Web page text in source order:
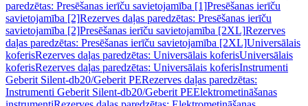
paredzētas: Presēšanas ierīču savietojamība [1]Presēšanas ierīču
savietojamība [2]Rezerves daļas paredzētas: Presēšanas ierīču
savietojamība [2]Presēšanas ierīču savietojamība [2XL]Rezerves
daļas paredzētas: Presēšanas ierīču savietojamība [2XL]Universālais
koferisRezerves daļas paredzētas: Universālais koferisUniversālais
koferisRezerves daļas paredzētas: Universālais koferisInstrumenti
Geberit Silent-db20/Geberit PERezerves daļas paredzētas:
Instrumenti Geberit Silent-db20/Geberit PEElektrometināšanas